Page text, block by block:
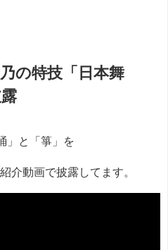
の特技「日本舞
」と「箏」を
介動画で披露してます。